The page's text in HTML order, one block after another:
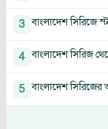
3 বাংলাদেশ সিরিজে
4 বাংলাদেশ সিরিজ
5 বাংলাদেশ সিরিজের